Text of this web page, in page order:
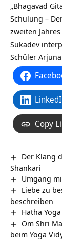
„Bhagavad
Schulung –
zweiten
Sukadev
Schüler
Copy
Der Klang
Shankari
Umgang
Liebe zu
beschreiben
Hatha
Om Shri
beim Yoga